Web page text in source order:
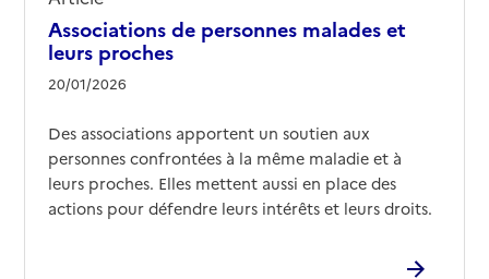
Associations de personnes malades et
leurs proches
20/01/2026
Des associations apportent un soutien aux
personnes confrontées à la même maladie et à
leurs proches. Elles mettent aussi en place des
actions pour défendre leurs intérêts et leurs droits.